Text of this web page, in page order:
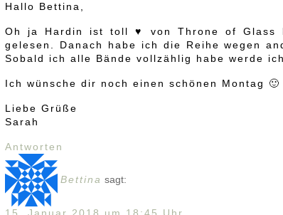
Hallo Bettina,
Oh ja Hardin ist toll ♥ von Throne of Glass
gelesen. Danach habe ich die Reihe wegen
Sobald ich alle Bände vollzählig habe werde
Ich wünsche dir noch einen schönen Montag 🙂
Liebe Grüße
Sarah
Antworten
Bettina sagt: